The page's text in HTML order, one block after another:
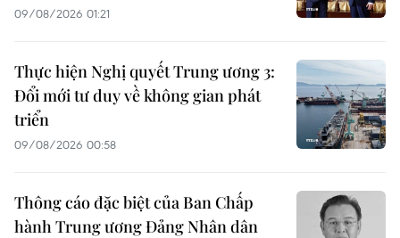
09/08/2026 01:21
Thực hiện Nghị quyết Trung ương 3:
Đổi mới tư duy về không gian phát
triển
09/08/2026 00:58
Thông cáo đặc biệt của Ban Chấp
hành Trung ương Đảng Nhân dân